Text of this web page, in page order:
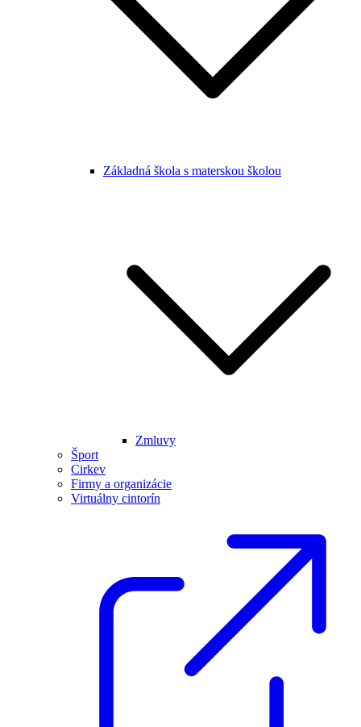
Základná škola s materskou školou
Zmluvy
Šport
Cirkev
Firmy a organizácie
Virtuálny cintorín